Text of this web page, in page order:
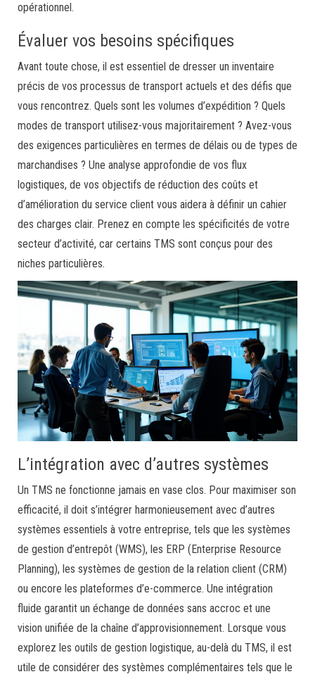
opérationnel.
Évaluer vos besoins spécifiques
Avant toute chose, il est essentiel de dresser un inventaire
précis de vos processus de transport actuels et des défis que
vous rencontrez. Quels sont les volumes d’expédition ? Quels
modes de transport utilisez-vous majoritairement ? Avez-vous
des exigences particulières en termes de délais ou de types de
marchandises ? Une analyse approfondie de vos flux
logistiques, de vos objectifs de réduction des coûts et
d’amélioration du service client vous aidera à définir un cahier
des charges clair. Prenez en compte les spécificités de votre
secteur d’activité, car certains TMS sont conçus pour des
niches particulières.
L’intégration avec d’autres systèmes
Un TMS ne fonctionne jamais en vase clos. Pour maximiser son
efficacité, il doit s’intégrer harmonieusement avec d’autres
systèmes essentiels à votre entreprise, tels que les systèmes
de gestion d’entrepôt (WMS), les ERP (Enterprise Resource
Planning), les systèmes de gestion de la relation client (CRM)
ou encore les plateformes d’e-commerce. Une intégration
fluide garantit un échange de données sans accroc et une
vision unifiée de la chaîne d’approvisionnement. Lorsque vous
explorez les outils de gestion logistique, au-delà du TMS, il est
utile de considérer des systèmes complémentaires tels que le